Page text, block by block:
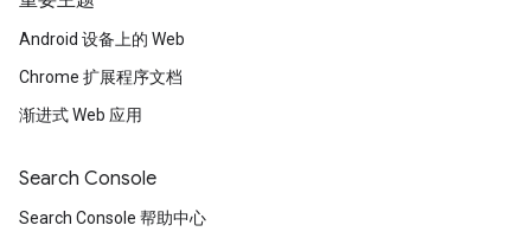
Android 设备上的 Web
Chrome 扩展程序文档
渐进式 Web 应用
Search Console
Search Console 帮助中心